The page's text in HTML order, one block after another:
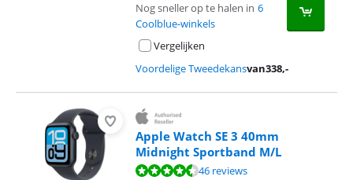
Nog sneller op te halen in 6
Coolblue-winkels
Vergelijken
Voordelige Tweedekansvan338,-
Apple Watch SE 3 40mm
Midnight Sportband M/L
Beoordeling is 9,0 van de 10, gebaseerd op 46 reviews.
46 reviews